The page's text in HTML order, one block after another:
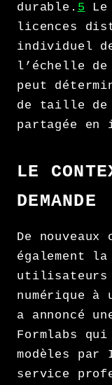
durable. 5
licences
individuel
l’échelle
peut
de taille de
partagée en
LE
DEMANDE
De
également
utilisateurs
numérique à
a annoncé
Formlabs
modèles par
service